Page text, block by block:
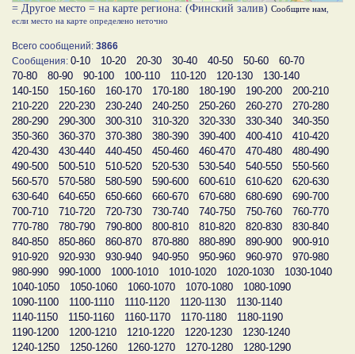
= Другое место = на карте региона: (Финский залив) Сообщите нам
если место на карте определено неточно
Всего сообщений: 3866
Сообщения: 0-10 10-20 20-30 30-40 40-50 50-60
60-70
70-80
80-90 90-100 100-110 110-120 120-130
130-140
140-150
150-160 160-170 170-180 180-190 190-200
200-210
210-220
220-230 230-240 240-250 250-260 260-270
270-280
280-290
290-300 300-310 310-320 320-330 330-340
340-350
350-360
360-370 370-380 380-390 390-400 400-410
410-420
420-430
430-440 440-450 450-460 460-470 470-480
480-490
490-500
500-510 510-520 520-530 530-540 540-550
550-560
560-570
570-580 580-590 590-600 600-610 610-620
620-630
630-640
640-650 650-660 660-670 670-680 680-690
690-700
700-710
710-720 720-730 730-740 740-750 750-760
760-770
770-780
780-790 790-800 800-810 810-820 820-830
830-840
840-850
850-860 860-870 870-880 880-890 890-900
900-910
910-920
920-930 930-940 940-950 950-960 960-970
970-980
980-990
990-1000 1000-1010 1010-1020 1020-1030
1030-1040
1040-1050
1050-1060 1060-1070 1070-1080
1080-1090
1090-1100
1100-1110 1110-1120 1120-1130
1130-1140
1140-1150
1150-1160 1160-1170 1170-1180
1180-1190
1190-1200
1200-1210 1210-1220 1220-1230
1230-1240
1240-1250
1250-1260 1260-1270 1270-1280
1280-1290